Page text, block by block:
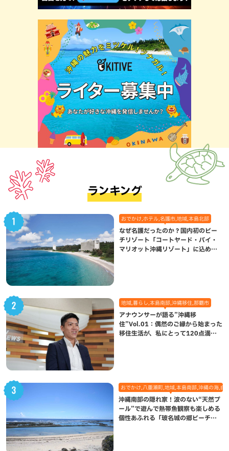
ランキング
おでかけ,ホテル,名護市,地域,本島北部
なぜ名護だったのか？国内初のビー
チリゾート「コートヤード・バイ・
マリオット沖縄リゾート」に込めら
地域,暮らし,本島南部,沖縄移住,那覇市
アナウンサーが語る”沖縄移
住”Vol.01：偶然のご縁から始まった
移住生活が、私にとって120点満点
おでかけ,八重瀬町,地域,本島南部,沖縄の海,自
沖縄南部の隠れ家！波のない“天然プ
ール”で遊んで熱帯魚観察も楽しめる
個性あふれる「玻名城の郷ビーチ」